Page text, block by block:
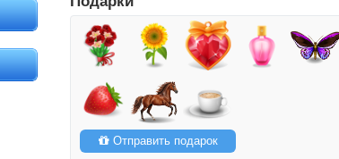
Отправить подарок